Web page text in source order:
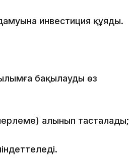
инвестиция құяды.
бақылауды өз
алынып тасталады;